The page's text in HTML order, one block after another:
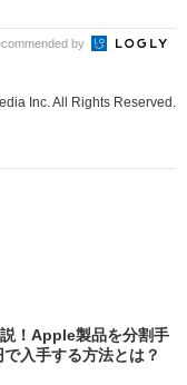
by
Inc. All Rights Reserved.
！Apple製品を分割手
入手する方法とは？